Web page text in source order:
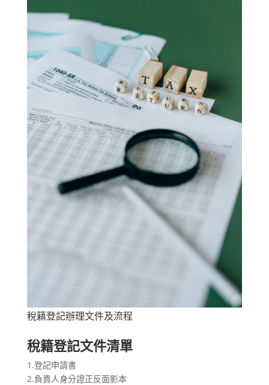
稅籍登記辦理文件及流程
稅籍登記文件清單
1.登記申請書
2.負責人身分證正反面影本